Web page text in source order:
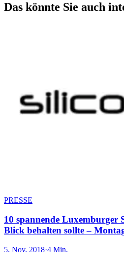
Das könnte Sie auch
PRESSE
10 spannende Luxemburger
Blick behalten sollte –
5. Nov. 2018·4 Min.